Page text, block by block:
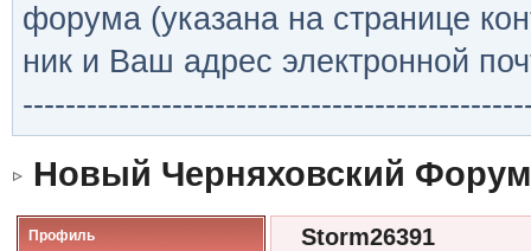
форума (указана на странице
ник и Ваш адрес электронной
Новый Черняховский Форум
Профиль Storm26391